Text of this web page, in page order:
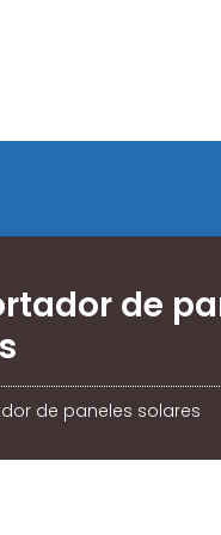
de
de paneles solares